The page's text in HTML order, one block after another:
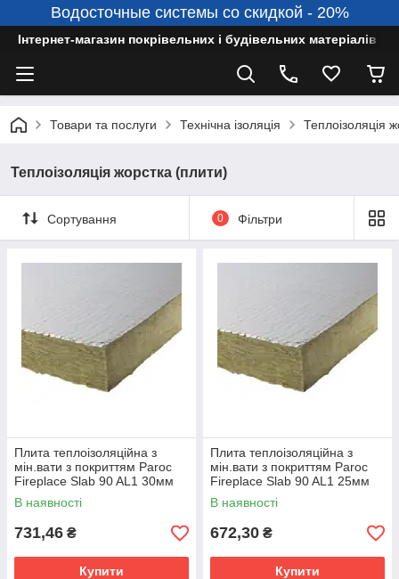
Водосточные системы со скидкой - 20%
Інтернет-магазин покрівельних і будівельних матеріалів
Товари та послуги Технічна ізоляція Теплоізоляція
Теплоізоляція жорстка (плити)
Сортування 0 Фільтри
Плита теплоізоляційна з
мін.вати з покриттям Paroc
Fireplace Slab 90 AL1 30мм
В наявності
731,46 ₴
Купити
Плита теплоізоляційна з
мін.вати з покриттям Paroc
Fireplace Slab 90 AL1 25мм
В наявності
672,30 ₴
Купити